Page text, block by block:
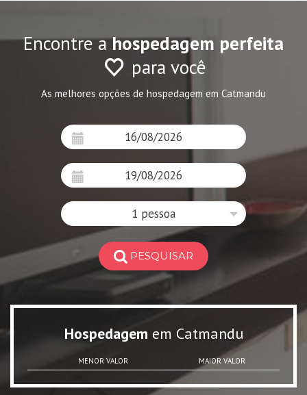
Encontre ahospedagem perfeita
para você
As melhores opções de hospedagem em Catmandu
1 pessoa
PESQUISAR
Hospedagem em Catmandu
MENOR VALOR MAIOR VALOR